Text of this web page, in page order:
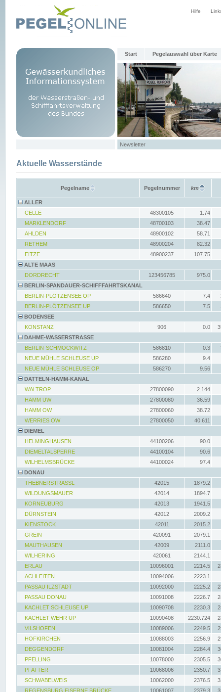
Hilfe
Start Pegelauswahl über Karte
Newsletter
Aktuelle Wasserstände
Pegelname Pegelnummer km
ALLER
CELLE
48300105
1.74
MARKLENDORF
48700103
38.47
AHLDEN
48900102
58.71
RETHEM
48900204
82.32
EITZE
48900237
107.75
ALTE MAAS
DORDRECHT
123456785
975.0
BERLIN-SPANDAUER-SCHIFFFAHRTSKANAL
BERLIN-PLÖTZENSEE OP
586640 7.4
BERLIN-PLÖTZENSEE UP
586650 7.5
BODENSEE
KONSTANZ
906 0.0
DAHME-WASSERSTRASSE
BERLIN-SCHMÖCKWITZ
586810 0.3
NEUE MÜHLE SCHLEUSE UP
586280
9.4
NEUE MÜHLE SCHLEUSE OP
586270
9.56
DATTELN-HAMM-KANAL
WALTROP
27800090
2.144
HAMM UW
27800080
36.59
HAMM OW
27800060
38.72
WERRIES OW
27800050
40.611
DIEMEL
HELMINGHAUSEN
44100206
90.0
DIEMELTALSPERRE
44100104
90.6
WILHELMSBRÜCKE
44100024
97.4
DONAU
THEBNERSTRASSL
42015
1879.2
WILDUNGSMAUER
42014
1894.7
KORNEUBURG
42013
1941.5
DÜRNSTEIN
42012
2009.2
KIENSTOCK
42011
2015.2
GREIN
420091
2079.1
MAUTHAUSEN
42009
2111.0
WILHERING
420061
2144.1
ERLAU
10096001 2214.5
ACHLEITEN
10094006
2223.1
PASSAU ILZSTADT
10092000 2225.2
PASSAU DONAU
10091008 2226.7
KACHLET SCHLEUSE UP
10090708 2230.3
KACHLET WEHR UP
10090408 2230.724
VILSHOFEN
10089006 2249.5
HOFKIRCHEN
10088003 2256.9
DEGGENDORF
10081004 2284.4
PFELLING
10078000 2305.5
PFATTER
10068006 2350.7
SCHWABELWEIS
10062000 2376.5
REGENSBURG EISERNE BRÜCKE
10061007 2379.3